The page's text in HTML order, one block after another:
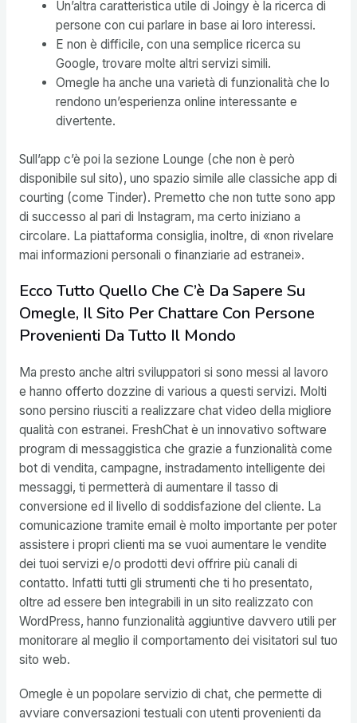
Un’altra caratteristica utile di Joingy è la ricerca di
persone con cui parlare in base ai loro interessi.
E non è difficile, con una semplice ricerca su
Google, trovare molte altri servizi simili.
Omegle ha anche una varietà di funzionalità che lo
rendono un’esperienza online interessante e
divertente.
Sull’app c’è poi la sezione Lounge (che non è però
disponibile sul sito), uno spazio simile alle classiche app di
courting (come Tinder). Premetto che non tutte sono app
di successo al pari di Instagram, ma certo iniziano a
circolare. La piattaforma consiglia, inoltre, di «non rivelare
mai informazioni personali o finanziarie ad estranei».
Ecco Tutto Quello Che C’è Da Sapere Su
Omegle, Il Sito Per Chattare Con Persone
Provenienti Da Tutto Il Mondo
Ma presto anche altri sviluppatori si sono messi al lavoro
e hanno offerto dozzine di various a questi servizi. Molti
sono persino riusciti a realizzare chat video della migliore
qualità con estranei. FreshChat è un innovativo software
program di messaggistica che grazie a funzionalità come
bot di vendita, campagne, instradamento intelligente dei
messaggi, ti permetterà di aumentare il tasso di
conversione ed il livello di soddisfazione del cliente. La
comunicazione tramite email è molto importante per poter
assistere i propri clienti ma se vuoi aumentare le vendite
dei tuoi servizi e/o prodotti devi offrire più canali di
contatto. Infatti tutti gli strumenti che ti ho presentato,
oltre ad essere ben integrabili in un sito realizzato con
WordPress, hanno funzionalità aggiuntive davvero utili per
monitorare al meglio il comportamento dei visitatori sul tuo
sito web.
Omegle è un popolare servizio di chat, che permette di
avviare conversazioni testuali con utenti provenienti da